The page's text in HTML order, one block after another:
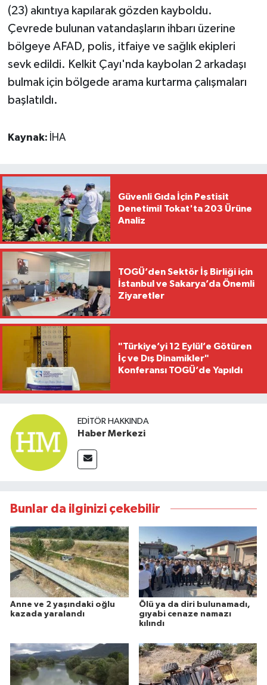
(23) akıntıya kapılarak gözden kayboldu.
Çevrede bulunan vatandaşların ihbarı üzerine
bölgeye AFAD, polis, itfaiye ve sağlık ekipleri
sevk edildi. Kelkit Çayı'nda kaybolan 2 arkadaşı
bulmak için bölgede arama kurtarma çalışmaları
başlatıldı.
Kaynak: İHA
Güvenli Gıda İçin Pestisit
Denetimi! Tokat'ta 203 Ürüne
Analiz
TOGÜ’den Sektör İş Birliği için
İstanbul ve Sakarya’da Önemli
Ziyaretler
"Türkiye’yi 12 Eylül’e Götüren
İç ve Dış Dinamikler"
Konferansı TOGÜ’de Yapıldı
EDITÖR HAKKINDA
Haber Merkezi
Bunlar da ilginizi çekebilir
Anne ve 2 yaşındaki oğlu
kazada yaralandı
Ölü ya da diri bulunamadı,
gıyabi cenaze namazı
kılındı